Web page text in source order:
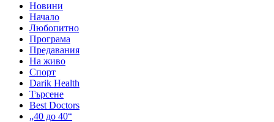
Новини
Начало
Любопитно
Програма
Предавания
На живо
Спорт
Darik Health
Търсене
Best Doctors
„40 до 40“